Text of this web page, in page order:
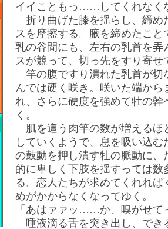
イイこともっ……してくれなく
折り曲げた膝を揺らし、締め
スを摩擦する。腋を締めたこと
乳の谷間にも、左右の乳首を弄
スが競って、切っ先をすり寄せ
竿の腹ですり潰れた乳首が切
んでは硬く咲き。咲いた端から
れ、さらに硬度を強めて牡の幹
く。
肌を這う肉竿の数が増えるほ
していくようで、息を吸い込む
の鼓動を押し潰す牡の脈動に
的に卑しく下肢を揺すっては
る。恋人たちが求めてくれれ
めがかからなくなってゆく。
「あはァァッ……か、嗅がせ
唾液滴る舌を突き出し、でき